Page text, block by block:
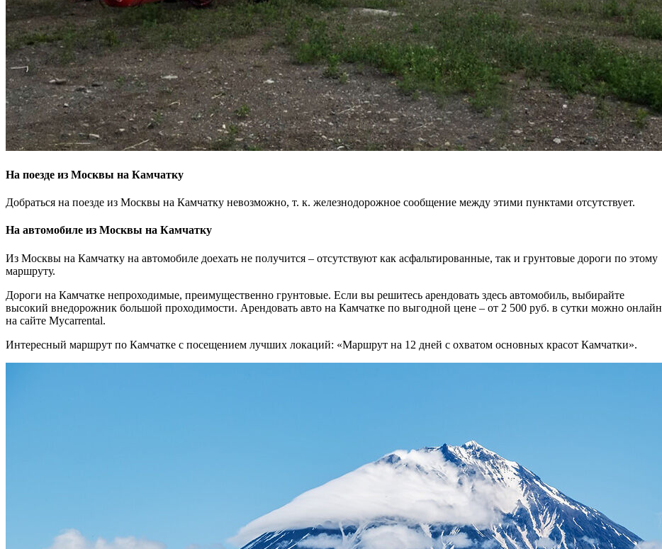
На поезде из Москвы на Камчатку
Добраться на поезде из Москвы на Камчатку невозможно, т. к. железнодорожное сообщение между этими пунктами отсутствует.
На автомобиле из Москвы на Камчатку
Из Москвы на Камчатку на автомобиле доехать не получится – отсутствуют как асфальтированные, так и грунтовые дороги по этому
маршруту.
Дороги на Камчатке непроходимые, преимущественно грунтовые. Если вы решитесь арендовать здесь автомобиль, выбирайте
высокий внедорожник большой проходимости. Арендовать авто на Камчатке по выгодной цене – от 2 500 руб. в сутки можно онлайн
на сайте Mycarrental.
Интересный маршрут по Камчатке с посещением лучших локаций: «Маршрут на 12 дней с охватом основных красот Камчатки».